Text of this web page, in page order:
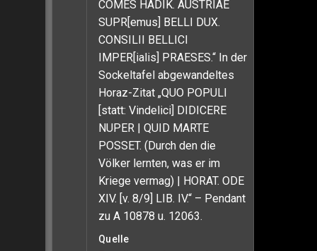
COMES HADIK. AUSTRIAE
SUPR[emus] BELLI DUX.
CONSILII BELLICI
IMPER[ialis] PRAESES.“ In der
Sockeltafel abgewandeltes
Horaz-Zitat „QUO POPULI
[statt: Vindelici] DIDICERE
NUPER | QUID MARTE
POSSET. (Durch den die
Völker lernten, was er im
Kriege vermag) | HORAT. ODE
XIV. [v. 8/9] LIB. IV.“ – Pendant
zu A 10878 u. 12063.
Quelle